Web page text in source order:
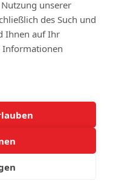
für Autoglas
unserer
des Such und
Ihnen auf Ihr
Informationen